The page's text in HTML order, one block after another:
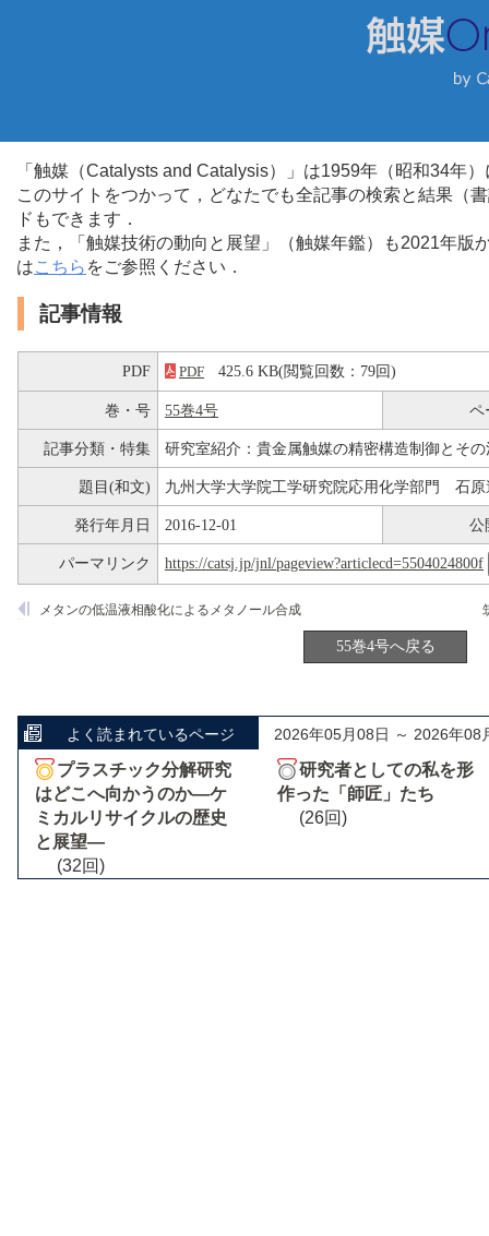
「触媒（Catalysts and Catalysis）」は1959年（昭和34年
このサイトをつかって，どなたでも全記事の検索と結果（
ドもできます．
また，「触媒技術の動向と展望」（触媒年鑑）も2021年
はこちら をご参照ください．
記事情報
PDF PDF 425.6 KB(閲覧回数：79回)
巻・号 55巻4号 ペ
記事分類・特集 研究室紹介：貴金属触媒の精密構造制御とその
題目(和文) 九州大学大学院工学研究院応用化学部門 石
発行年月日 2016-12-01 公
パーマリンク https://catsj.jp/jnl/pageview?articlecd=5504024800f
メタンの低温液相酸化によるメタノール合成
55巻4号へ戻る
よく読まれているページ 2026年05月08日 ～ 2026年08
プラスチック分解研究
はどこへ向かうのか―ケ
ミカルリサイクルの歴史
と展望―
(32回)
研究者としての私を形
作った「師匠」たち
(26回)